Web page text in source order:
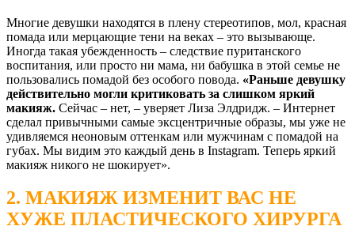
Многие девушки находятся в плену стереотипов, мол, красная
помада или мерцающие тени на веках – это вызывающе.
Иногда такая убежденность – следствие пуританского
воспитания, или просто ни мама, ни бабушка в этой семье не
пользовались помадой без особого повода. «Раньше девушку
действительно могли критиковать за слишком яркий
макияж. Сейчас – нет, – уверяет Лиза Элдридж. – Интернет
сделал привычными самые эксцентричные образы, мы уже не
удивляемся неоновым оттенкам или мужчинам с помадой на
губах. Мы видим это каждый день в Instagram. Теперь яркий
макияж никого не шокирует».
2. МАКИЯЖ ИЗМЕНИТ ВАС НЕ
ХУЖЕ ПЛАСТИЧЕСКОГО ХИРУРГА